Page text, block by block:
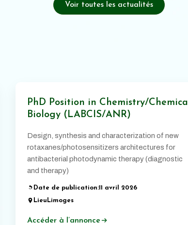
Voir toutes les actualités
PhD Position in Chemistry/Chemical
Biology (LABCIS/ANR)
Design, synthesis and characterization of new
rotaxanes/photosensitizers architectures for
antibacterial photodynamic therapy (diagnostic
and therapy)
Date de publication:11 avril 2026
Lieu Limoges
Accéder à l’annonce